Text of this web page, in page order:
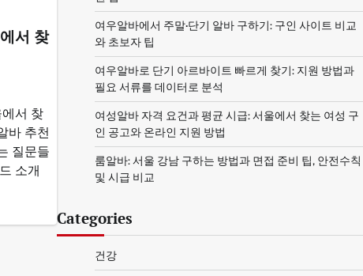
서 찾
서 찾
바 추천
질문들
소개
여우알바에서 주말·단기 알바 구하기: 구인 사이트 비교
와 초보자 팁
여우알바로 단기 아르바이트 빠르게 찾기: 지원 방법과
필요 서류를 데이터로 분석
여성알바 자격 요건과 평균 시급: 서울에서 찾는 여성 구
인 공고와 온라인 지원 방법
룸알바: 서울 강남 구하는 방법과 면접 준비 팁, 안전수칙
및 시급 비교
Categories
건강